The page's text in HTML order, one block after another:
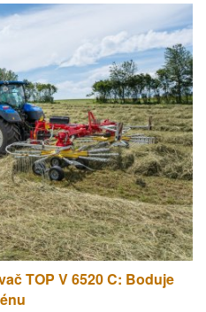
TOP V 6520 C: Boduje